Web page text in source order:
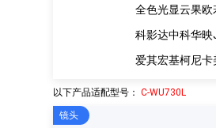
全色光显云果欧
科影达中科华映
爱其宏基柯尼卡
以下产品适配型号：C-WU730L
镜头